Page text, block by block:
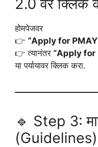
2.0 वर क्लिक
होमपेजवर
👉 “Apply for
👉 त्यानंतर “Apply for
या पर्यायावर क्लिक करा.
🔹 Step 3:
(Guidelines)